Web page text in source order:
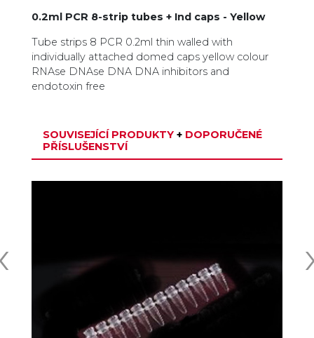
0.2ml PCR 8-strip tubes + Ind caps - Yellow
Tube strips 8 PCR 0.2ml thin walled with
individually attached domed caps yellow colour
RNAse DNAse DNA DNA inhibitors and
endotoxin free
SOUVISEJÍCÍ PRODUKTY +DOPORUČENÉ
PŘÍSLUŠENSTVÍ